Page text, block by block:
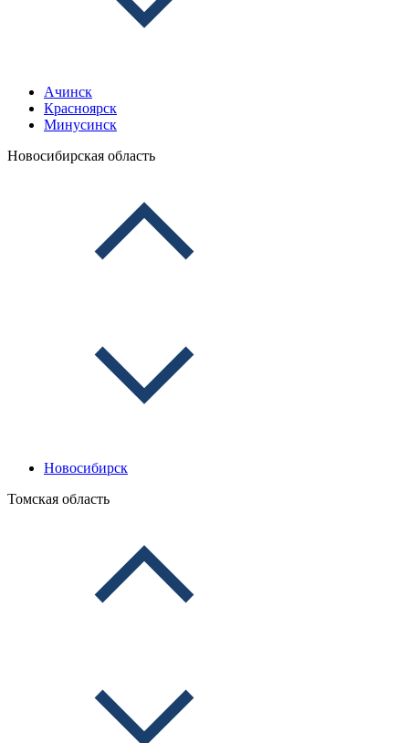
Ачинск
Красноярск
Минусинск
Новосибирская область
Новосибирск
Томская область